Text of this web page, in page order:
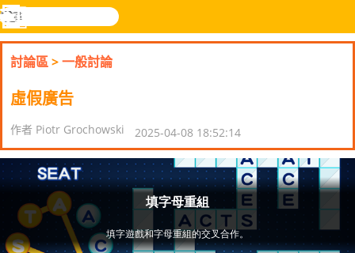
樂和遊
搜
尋
登入
功
能
討論區>一般討論
虛假廣告
作者 Piotr Grochowski 2025-04-08 18:52:14